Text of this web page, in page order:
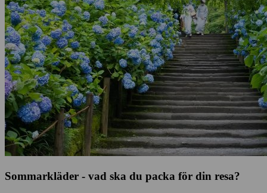
Sommarkläder - vad ska du packa för din resa?